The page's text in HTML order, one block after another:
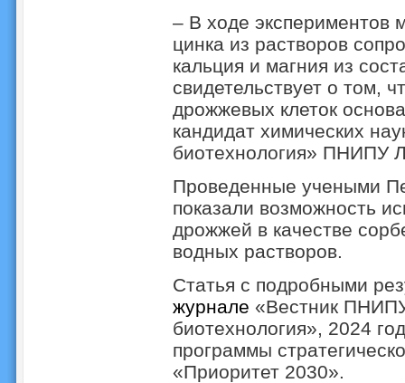
– В ходе экспериментов
цинка из растворов
кальция и магния из
свидетельствует о том,
дрожжевых клеток
кандидат химических
биотехнология» ПНИПУ
Проведенные учеными
показали возможность
дрожжей в качестве
водных растворов.
Статья с подробными
журнале «Вестник
биотехнология», 2024
программы
«Приоритет 2030».